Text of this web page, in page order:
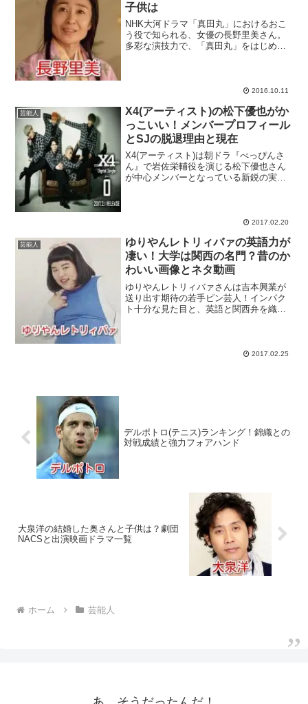
子供は
NHK大河ドラマ「真田丸」におけるおこ
う役で知られる、女優の長野里美さん。
多彩な演技力で、「真田丸」をはじめ、
2016.10.11
芸能人
X4(アーティスト)の松下優也がか
っこいい！メンバープロフィール
とSJの脱退理由と現在
X4(アーティスト)は朝ドラ『べっぴんさ
ん』で岩佐栄輔役を演じる松下優也さん
が中心メンバーとなっている新鋭の実力
2017.02.20
芸能人
ゆりやんレトリィバァの英語力が
凄い！大学は関西の名門？昔のか
わいい画像とネタ動画
ゆりやんレトリィバァさんは吉本興業が
送り出す期待の若手ピン芸人！インパク
ト十分な見た目と、英語と関西弁を織り
2017.02.25
デルポトロ(テニス)ランキング！錦織との
対戦成績と強力フォアハンド
大泉洋の結婚した奥さんと子供は？劇団
NACSと出演映画ドラマ一覧
ホーム 芸能人